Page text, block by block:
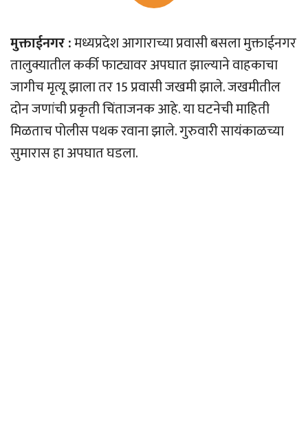
मुक्ताईनगर :मध्यप्रदेश आगाराच्या प्रवासी बसला मुक्ताईनगर
तालुक्यातील कर्की फाट्यावर अपघात झाल्याने वाहकाचा
जागीच मृत्यू झाला तर 15 प्रवासी जखमी झाले. जखमीतील
दोन जणांची प्रकृती चिंताजनक आहे. या घटनेची माहिती
मिळताच पोलीस पथक रवाना झाले. गुरुवारी सायंकाळच्या
सुमारास हा अपघात घडला.